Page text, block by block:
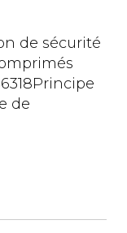
de sécurité
de